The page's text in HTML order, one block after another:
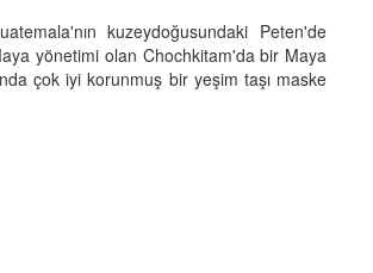
kuzeydoğusundaki Peten'de
yönetimi olan Chochkitam'da bir Maya
çok iyi korunmuş bir yeşim taşı maske